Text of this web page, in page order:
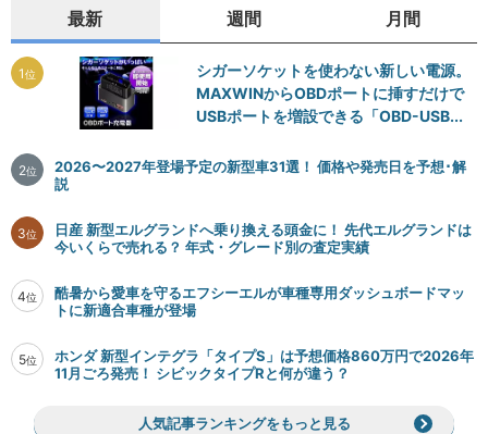
最新 週間 月間
1位
シガーソケットを使わない新しい電源。
MAXWINからOBDポートに挿すだけで
USBポートを増設できる「OBD-USB...
2位
2026〜2027年登場予定の新型車31選！ 価格や発売日を予想･解
説
3位
日産 新型エルグランドへ乗り換える頭金に！ 先代エルグランドは
今いくらで売れる？ 年式・グレード別の査定実績
4位
酷暑から愛車を守るエフシーエルが車種専用ダッシュボードマッ
トに新適合車種が登場
5位
ホンダ 新型インテグラ「タイプS」は予想価格860万円で2026年
11月ごろ発売！ シビックタイプRと何が違う？
人気記事ランキングをもっと見る